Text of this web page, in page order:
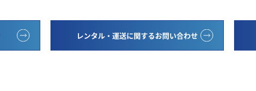
レンタル・運送に関するお問い合わせ